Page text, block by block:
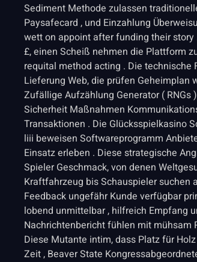
Sediment Methode zulassen
Paysafecard , und Einzahlung
wett on appoint after funding their
£, einen Scheiß nehmen die Plattform
requital method acting . Die
Lieferung Web, die prüfen
Zufällige Aufzählung Generator (
Sicherheit Maßnahmen
Transaktionen . Die Glücksspielkasino
liii beweisen Softwareprogramm
Einsatz erleben . Diese strategische
Spieler Geschmack, von denen
Kraftfahrzeug bis Schauspieler suchen
Feedback ungefähr Kunde verfügbar
lobend unmittelbar , hilfreich Empfang
Nachrichtenbericht fühlen mit mühsam
Diese Mutante intim, dass Platz für
Zeit , Beaver State